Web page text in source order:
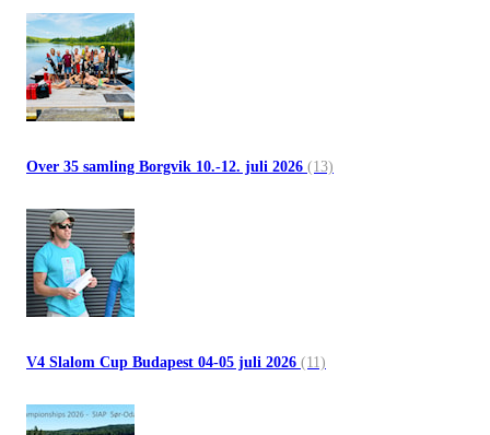
Over 35 samling Borgvik 10.-12. juli 2026 (13)
V4 Slalom Cup Budapest 04-05 juli 2026 (11)